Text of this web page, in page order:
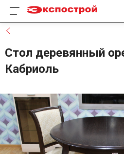
Каталог товаров
Стол деревянный
Кабриоль